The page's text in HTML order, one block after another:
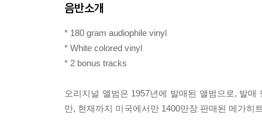
음반소개
* 180 gram audiophile vinyl
* White colored vinyl
* 2 bonus tracks
오리지널 앨범은 1957년에 발매된 앨범으로, 발
만, 현재까지 미국에서만 1400만장 판매된 메가히